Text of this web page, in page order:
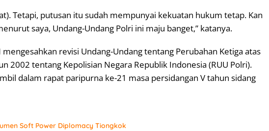
Tetapi, putusan itu sudah mempunyai kekuatan hukum tetap. Kan
saya, Undang-Undang Polri ini maju banget,” katanya.
mengesahkan revisi Undang-Undang tentang Perubahan Ketiga atas
2002 tentang Kepolisian Negara Republik Indonesia (RUU Polri).
dalam rapat paripurna ke-21 masa persidangan V tahun sidang
Soft Power Diplomacy Tiongkok